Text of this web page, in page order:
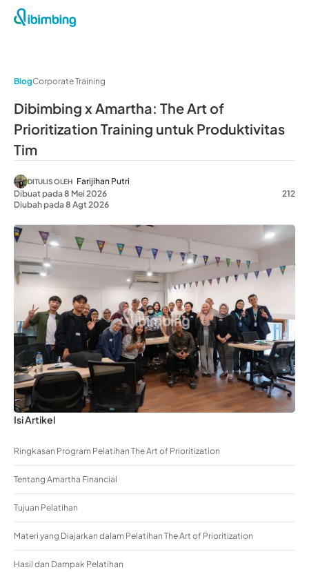
BlogCorporate Training
Dibimbing x Amartha: The Art of
Prioritization Training untuk Produktivitas
Tim
DITULIS OLEH Farijihan Putri
Dibuat pada 8 Mei 2026
Diubah pada 8 Agt 2026
212
Isi Artikel
Ringkasan Program Pelatihan The Art of Prioritization
Tentang Amartha Financial
Tujuan Pelatihan
Materi yang Diajarkan dalam Pelatihan The Art of Prioritization
Hasil dan Dampak Pelatihan